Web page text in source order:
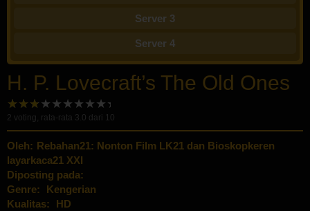
Server 3
Server 4
H. P. Lovecraft’s The Old Ones
2 voting, rata-rata 3.0 dari 10
Oleh: Rebahan21: Nonton Film LK21 dan Bioskopkeren
layarkaca21 XXI
Diposting pada:
Genre:
Kengerian
Kualitas:
HD